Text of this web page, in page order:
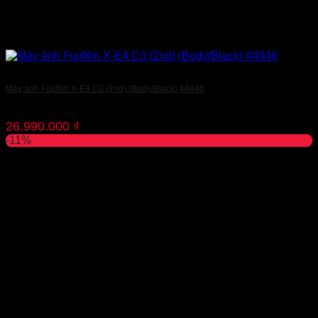
Máy ảnh Fujifilm X-E4 Cũ (2nd) (Body/Black) #4846
26.990.000 ₫
-11%